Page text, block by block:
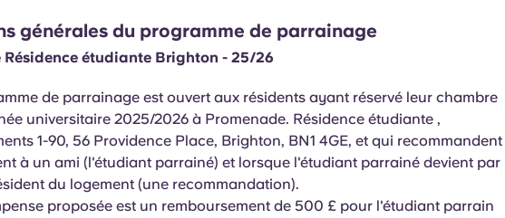
d'une
étudiant
À propos de nous
FAQ
Chinese Español Català
générales du programme de parrainage
Résidence étudiante Brighton - 25/26
de parrainage est ouvert aux résidents ayant réservé leur chambre
universitaire 2025/2026 à Promenade. Résidence étudiante ,
1-90, 56 Providence Place, Brighton, BN1 4GE, et qui recommandent
à un ami (l'étudiant parrainé) et lorsque l'étudiant parrainé devient par
du logement (une recommandation).
proposée est un remboursement de 500 £ pour l'étudiant parrain